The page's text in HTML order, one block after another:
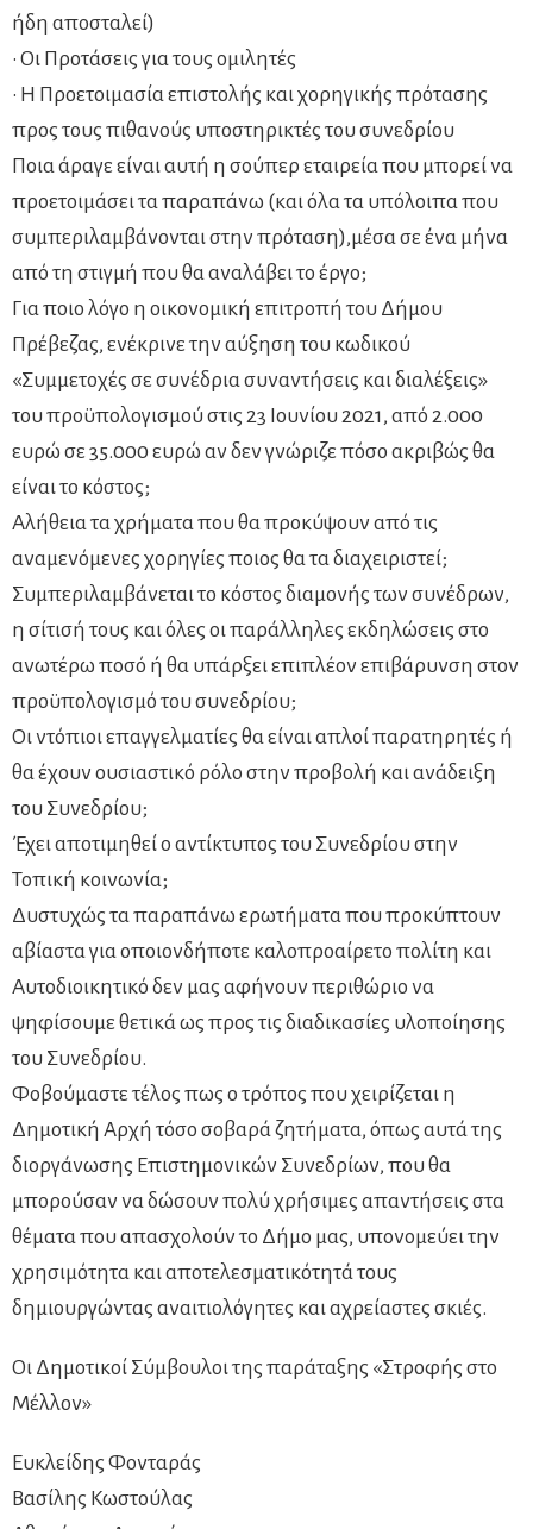
ήδη αποσταλεί)
• Οι Προτάσεις για τους ομιλητές
• Η Προετοιμασία επιστολής και χορηγικής πρότασης
προς τους πιθανούς υποστηρικτές του συνεδρίου
Ποια άραγε είναι αυτή η σούπερ εταιρεία που μπορεί να
προετοιμάσει τα παραπάνω (και όλα τα υπόλοιπα που
συμπεριλαμβάνονται στην πρόταση),μέσα σε ένα μήνα
από τη στιγμή που θα αναλάβει το έργο;
Για ποιο λόγο η οικονομική επιτροπή του Δήμου
Πρέβεζας, ενέκρινε την αύξηση του κωδικού
«Συμμετοχές σε συνέδρια συναντήσεις και διαλέξεις»
του προϋπολογισμού στις 23 Ιουνίου 2021, από 2.000
ευρώ σε 35.000 ευρώ αν δεν γνώριζε πόσο ακριβώς θα
είναι το κόστος;
Αλήθεια τα χρήματα που θα προκύψουν από τις
αναμενόμενες χορηγίες ποιος θα τα διαχειριστεί;
Συμπεριλαμβάνεται το κόστος διαμονής των συνέδρων,
η σίτισή τους και όλες οι παράλληλες εκδηλώσεις στο
ανωτέρω ποσό ή θα υπάρξει επιπλέον επιβάρυνση στον
προϋπολογισμό του συνεδρίου;
Οι ντόπιοι επαγγελματίες θα είναι απλοί παρατηρητές ή
θα έχουν ουσιαστικό ρόλο στην προβολή και ανάδειξη
του Συνεδρίου;
Έχει αποτιμηθεί ο αντίκτυπος του Συνεδρίου στην
Τοπική κοινωνία;
Δυστυχώς τα παραπάνω ερωτήματα που προκύπτουν
αβίαστα για οποιονδήποτε καλοπροαίρετο πολίτη και
Αυτοδιοικητικό δεν μας αφήνουν περιθώριο να
ψηφίσουμε θετικά ως προς τις διαδικασίες υλοποίησης
του Συνεδρίου.
Φοβούμαστε τέλος πως ο τρόπος που χειρίζεται η
Δημοτική Αρχή τόσο σοβαρά ζητήματα, όπως αυτά της
διοργάνωσης Επιστημονικών Συνεδρίων, που θα
μπορούσαν να δώσουν πολύ χρήσιμες απαντήσεις στα
θέματα που απασχολούν το Δήμο μας, υπονομεύει την
χρησιμότητα και αποτελεσματικότητά τους
δημιουργώντας αναιτιολόγητες και αχρείαστες σκιές.
Οι Δημοτικοί Σύμβουλοι της παράταξης «Στροφής στο
Μέλλον»
Ευκλείδης Φονταράς
Βασίλης Κωστούλας